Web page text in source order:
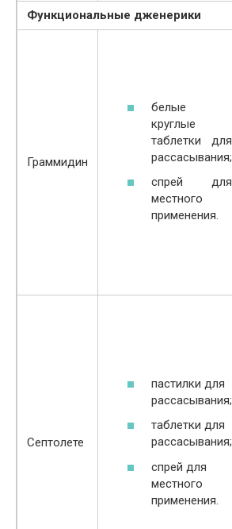
Функциональные дженерики
Граммидин
белые
круглые
таблетки для
рассасывания;
спрей для
местного
применения.
Септолете
пастилки для
рассасывания;
таблетки для
рассасывания;
спрей для
местного
применения.